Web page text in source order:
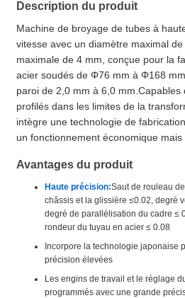
Description du produit
Machine de broyage de tubes à
vitesse avec un diamètre maximal
maximale de 4 mm, conçue pour la
acier soudés de Φ76 mm à Φ168
paroi de 2,0 mm à 6,0
profilés dans les limites de la
intègre une technologie de
un fonctionnement économique mais
Avantages du produit
Haute précision:Saut de rouleau
châssis et la glissière ≤0.02, degré
degré de parallélisation du cadre ≤
rondeur du tuyau en acier ≤ 0.08
Incorpore la technologie japonaise
précision élevées
Les engins de travail et le réglage
programmés avec une grande